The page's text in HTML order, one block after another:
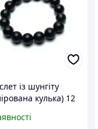
із шунгіту
кулька) 12